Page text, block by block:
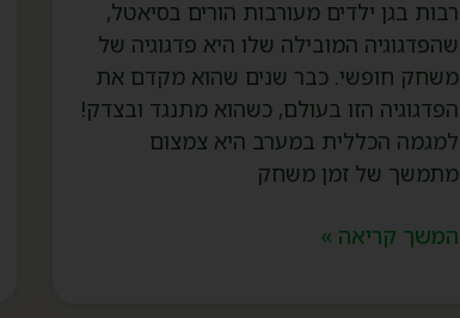
רבות בגן ילדים מעורבות הורים בסיאטל,
שהפדגוגיה המובילה שלו היא פדגוגיה של
משחק חופשי. כבר שנים שהוא מקדם את
הפדגוגיה הזו בעולם, כשהוא מתנגד ובצדק!
למגמה הכללית במערב היא צמצום
מתמשך של זמן משחק
המשך קריאה »